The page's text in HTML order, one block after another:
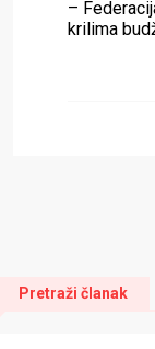
–
krilima
Pretraži članak